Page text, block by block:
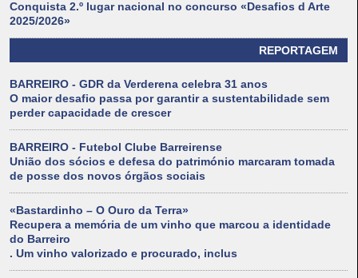
Conquista 2.º lugar nacional no concurso «Desafios d Arte
2025/2026»
REPORTAGEM
BARREIRO - GDR da Verderena celebra 31 anos
O maior desafio passa por garantir a sustentabilidade sem
perder capacidade de crescer
BARREIRO - Futebol Clube Barreirense
União dos sócios e defesa do património marcaram tomada
de posse dos novos órgãos sociais
«Bastardinho – O Ouro da Terra»
Recupera a memória de um vinho que marcou a identidade
do Barreiro
. Um vinho valorizado e procurado, inclus